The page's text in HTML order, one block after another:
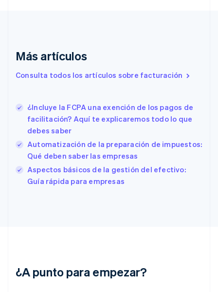
Más artículos
Consulta todos los artículos sobre facturación
¿Incluye la FCPA una exención de los pagos de
facilitación? Aquí te explicaremos todo lo que
debes saber
Automatización de la preparación de impuestos:
Qué deben saber las empresas
Aspectos básicos de la gestión del efectivo:
Guía rápida para empresas
¿A punto para empezar?
English
English
España
Español
Estados Unidos
English Español
Estonia
English
Finlandia
EnglishSvenska
Francia
English
Irlanda